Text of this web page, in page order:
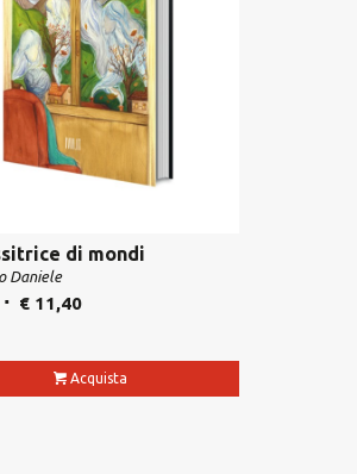
di mondi
Daniele
€11,40
Acquista